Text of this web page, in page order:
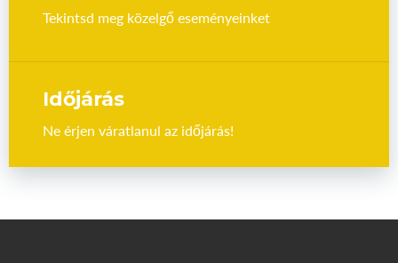
Tekintsd meg közelgő eseményeinket
Időjárás
Ne érjen váratlanul az időjárás!